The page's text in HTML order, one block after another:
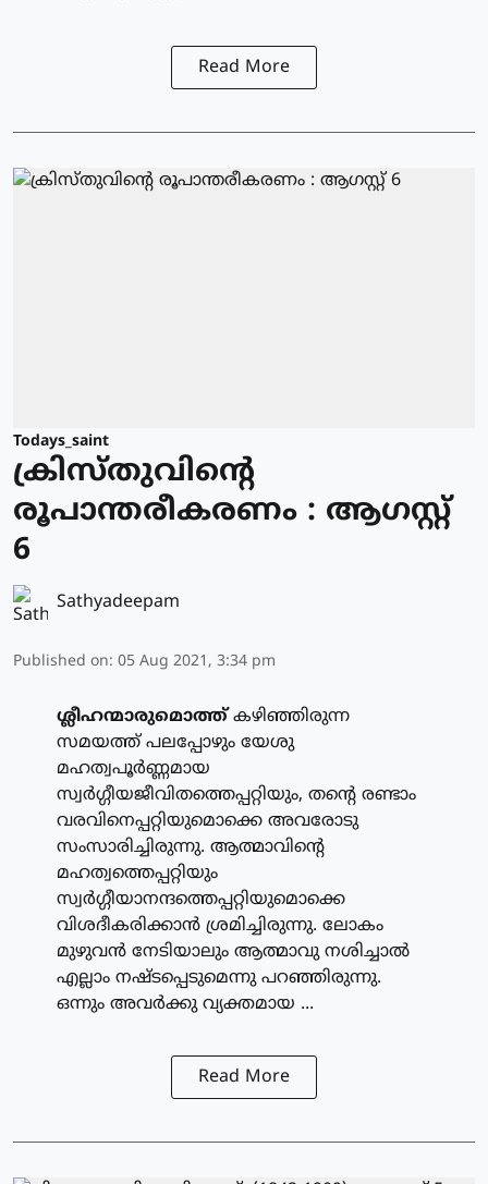
Read More
Todays_saint
ക്രിസ്തുവിന്റെ
രൂപാന്തരീകരണം : ആഗസ്റ്റ്
6
Sathyadeepam
Published on: 05 Aug 2021, 3:34 pm
ശ്ലീഹന്മാരുമൊത്ത്കഴിഞ്ഞിരുന്ന
സമയത്ത് പലപ്പോഴും യേശു
മഹത്വപൂര്‍ണ്ണമായ
സ്വര്‍ഗ്ഗീയജീവിതത്തെപ്പറ്റിയും, തന്റെ രണ്ടാം
വരവിനെപ്പറ്റിയുമൊക്കെ അവരോടു
സംസാരിച്ചിരുന്നു. ആത്മാവിന്റെ
മഹത്വത്തെപ്പറ്റിയും
സ്വര്‍ഗ്ഗീയാനന്ദത്തെപ്പറ്റിയുമൊക്കെ
വിശദീകരിക്കാന്‍ ശ്രമിച്ചിരുന്നു. ലോകം
മുഴുവന്‍ നേടിയാലും ആത്മാവു നശിച്ചാല്‍
എല്ലാം നഷ്ടപ്പെടുമെന്നു പറഞ്ഞിരുന്നു.
ഒന്നും അവര്‍ക്കു വ്യക്തമായ ...
Read More